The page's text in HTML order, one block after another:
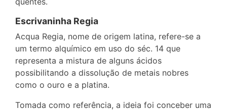
Escrivaninha Regia
Acqua Regia, nome de origem latina, refere-se a
um termo alquímico em uso do séc. 14 que
representa a mistura de alguns ácidos
possibilitando a dissolução de metais nobres
como o ouro e a platina.
Tomada como referência, a ideia foi conceber uma